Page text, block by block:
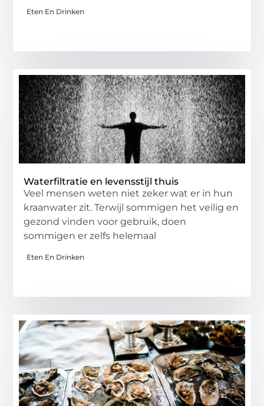
Eten En Drinken
Waterfiltratie en levensstijl thuis
Veel mensen weten niet zeker wat er in hun
kraanwater zit. Terwijl sommigen het veilig en
gezond vinden voor gebruik, doen
sommigen er zelfs helemaal
Eten En Drinken